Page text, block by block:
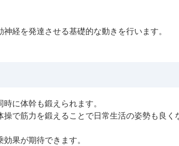
経を発達させる基礎的な動きを行います。
に体幹も鍛えられます。
で筋力を鍛えることで日常生活の姿勢も良く
果が期待できます。